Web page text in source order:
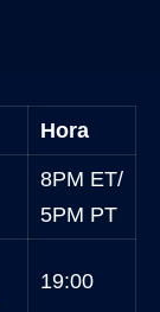
Hora
8PM ET/
5PM PT
19:00